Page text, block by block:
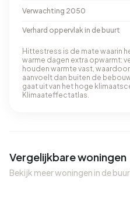
Verwachting 2050
Verhard oppervlak in de buurt
Hittestress is de mate waarin
warme dagen extra opwarmt:
houden warmte vast,
aanvoelt dan buiten de
gaat uit van het hoge
Klimaateffectatlas.
Vergelijkbare woningen
Bekijk meer woningen in de
QUICKLANE™